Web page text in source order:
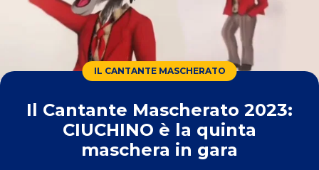
IL CANTANTE MASCHERATO
Il Cantante Mascherato 2023:
CIUCHINO è la quinta
maschera in gara